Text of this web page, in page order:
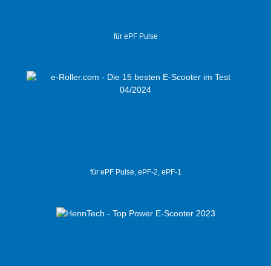
für ePF Pulse
für ePF Pulse, ePF-2, ePF-1